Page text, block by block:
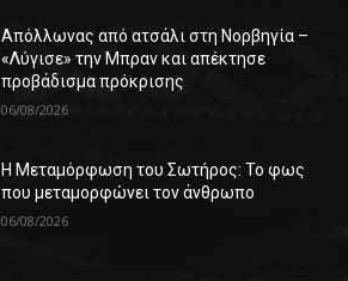
Απόλλωνας από ατσάλι στη Νορβηγία –
«Λύγισε» την Μπραν και απέκτησε
προβάδισμα πρόκρισης
06/08/2026
Η Μεταμόρφωση του Σωτήρος: Το φως
που μεταμορφώνει τον άνθρωπο
06/08/2026